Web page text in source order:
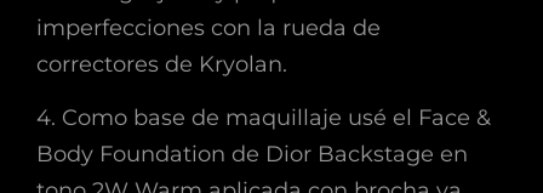
imperfecciones con la rueda de
correctores de Kryolan.
4. Como base de maquillaje usé el Face &
Body Foundation de Dior Backstage en